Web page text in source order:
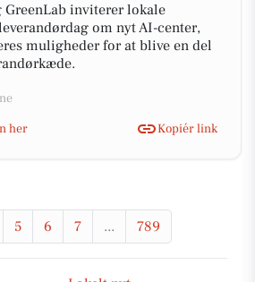
GreenLab inviterer lokale
om nyt AI-center,
muligheder for at blive en del
her
Kopiér link
5 6 7 ... 789